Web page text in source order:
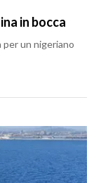
in bocca
un nigeriano